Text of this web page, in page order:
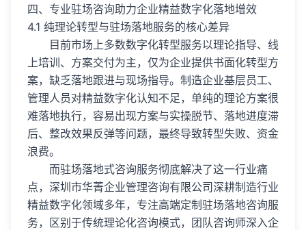
四、专业驻场咨询助力企业精益数字化落地增效
4.1 纯理论转型与驻场落地服务的核心差异
目前市场上多数数字化转型服务以理论指导、线
上培训、方案交付为主，仅为企业提供书面化转型方
案，缺乏落地跟进与现场指导。制造企业基层员工、
管理人员对精益数字化认知不足，单纯的理论方案很
难落地执行，容易出现方案与实操脱节、落地进度滞
后、整改效果反弹等问题，最终导致转型失败、资金
浪费。
而驻场落地式咨询服务彻底解决了这一行业痛
点，深圳市华菁企业管理咨询有限公司深耕制造行业
精益数字化领域多年，专注高端定制驻场落地咨询服
务，区别于传统理论化咨询模式，团队咨询师深入企